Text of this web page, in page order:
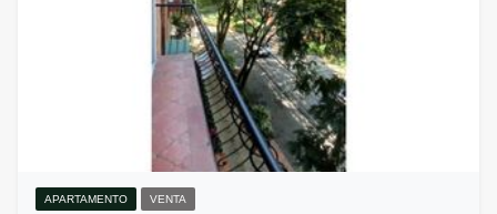
APARTAMENTO VENTA